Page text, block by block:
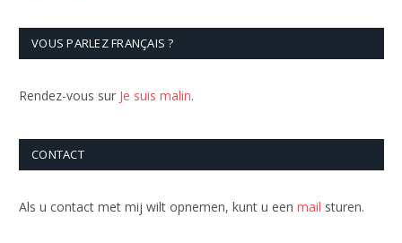
VOUS PARLEZ FRANÇAIS ?
Rendez-vous sur Je suis malin.
CONTACT
Als u contact met mij wilt opnemen, kunt u een mail sturen.